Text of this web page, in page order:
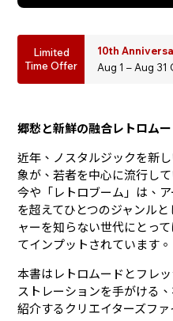
Limited
Time Offer
10th
Aug 1 – Aug 31
郷愁と新鮮の融合――レトロム
近年、ノスタルジックを新
象が、若者を中心に流行して
今や「レトロブーム」は、
を超えてひとつのジャンル
ャーを知らない世代にとっ
てインプットされています。
本書はレトロムードとフレ
ストレーションを手がける
紹介するクリエイターズファ